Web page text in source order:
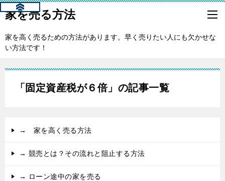
家を売る方法
家を高く売るための方法があります。早く売りたい人にも欠かせな
い方法です！
「固定資産税が６倍」の記事一覧
→ 家を高く売る方法
→ 競売とは？その流れと阻止する方法
→ ローン途中の家を売る